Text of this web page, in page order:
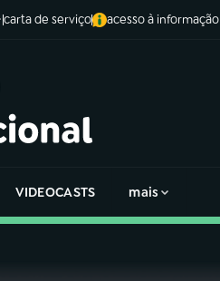
carta de serviço acesso à informação
VIDEOCASTS mais